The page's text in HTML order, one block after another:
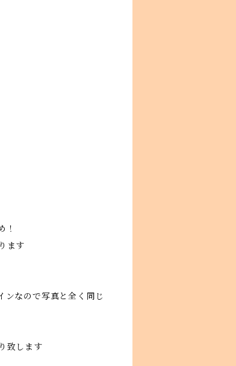
！
ます
ンなので写真と全く同じ
致します